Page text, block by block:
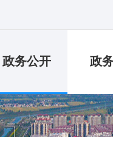
政务公开 政